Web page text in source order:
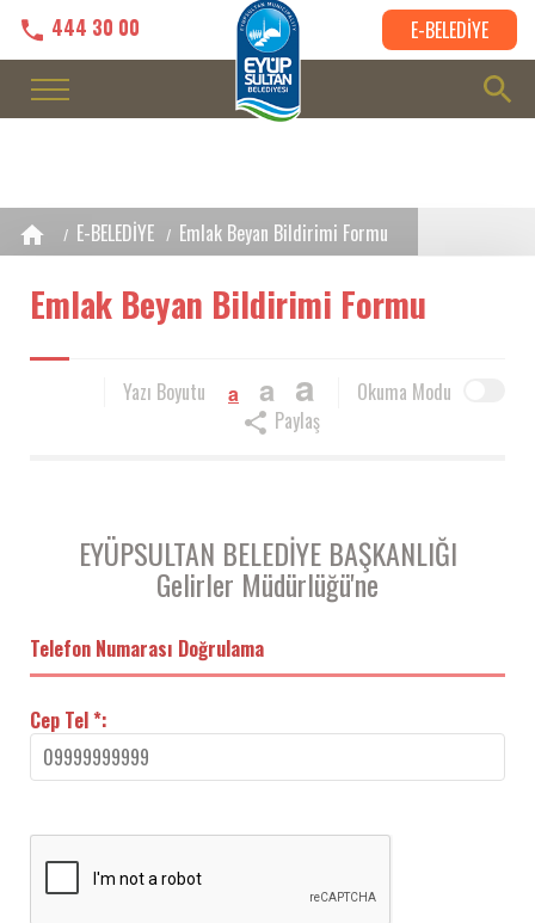
444 30 00 E-BELEDİYE
E-BELEDİYE Emlak Beyan Bildirimi Formu
Emlak Beyan Bildirimi Formu
Okuma Modu
Yazı Boyutu a a a
Paylaş
EYÜPSULTAN BELEDİYE BAŞKANLIĞI
Gelirler Müdürlüğü'ne
Telefon Numarası Doğrulama
Cep Tel *: